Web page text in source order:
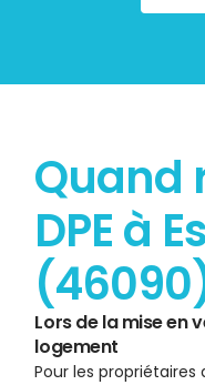
Quand
DPE à
Lors de la mise en
logement
Pour les